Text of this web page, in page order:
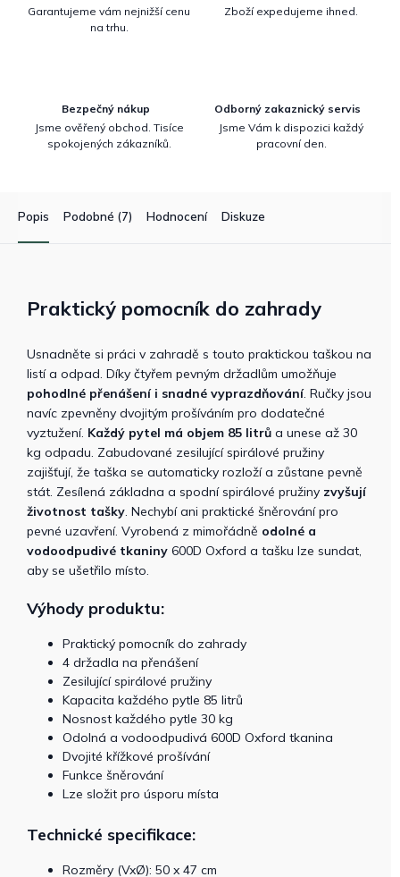
Garantujeme vám nejnižší cenu
na trhu.
Zboží expedujeme ihned.
Bezpečný nákup
Jsme ověřený obchod. Tisíce
spokojených zákazníků.
Odborný zakaznický servis
Jsme Vám k dispozici každý
pracovní den.
Popis Podobné (7) Hodnocení Diskuze
Praktický pomocník do zahrady
Usnadněte si práci v zahradě s touto praktickou taškou na
listí a odpad. Díky čtyřem pevným držadlům umožňuje
pohodlné přenášení i snadné vyprazdňování. Ručky jsou
navíc zpevněny dvojitým prošíváním pro dodatečné
vyztužení. Každý pytel má objem 85 litrů a unese až 30
kg odpadu. Zabudované zesilující spirálové pružiny
zajišťují, že taška se automaticky rozloží a zůstane pevně
stát. Zesílená základna a spodní spirálové pružiny zvyšují
životnost tašky. Nechybí ani praktické šněrování pro
pevné uzavření. Vyrobená z mimořádně odolné a
vodoodpudivé tkaniny 600D Oxford a tašku lze sundat,
aby se ušetřilo místo.
Výhody produktu:
Praktický pomocník do zahrady
4 držadla na přenášení
Zesilující spirálové pružiny
Kapacita každého pytle 85 litrů
Nosnost každého pytle 30 kg
Odolná a vodoodpudivá 600D Oxford tkanina
Dvojité křížkové prošívání
Funkce šněrování
Lze složit pro úsporu místa
Technické specifikace:
Rozměry (VxØ): 50 x 47 cm